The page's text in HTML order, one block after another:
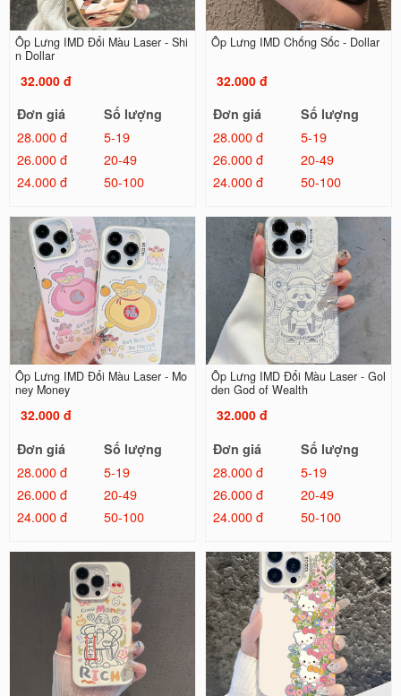
Ốp Lưng IMD Đổi Màu Laser - Shi
n Dollar
32.000 đ
Đơn giá
Số lượng
28.000 đ
5-19
26.000 đ
20-49
24.000 đ
50-100
Ốp Lưng IMD Chống Sốc - Dollar
32.000 đ
Đơn giá
Số lượng
28.000 đ
5-19
26.000 đ
20-49
24.000 đ
50-100
Ốp Lưng IMD Đổi Màu Laser - Mo
ney Money
32.000 đ
Đơn giá
Số lượng
28.000 đ
5-19
26.000 đ
20-49
24.000 đ
50-100
Ốp Lưng IMD Đổi Màu Laser - Gol
den God of Wealth
32.000 đ
Đơn giá
Số lượng
28.000 đ
5-19
26.000 đ
20-49
24.000 đ
50-100